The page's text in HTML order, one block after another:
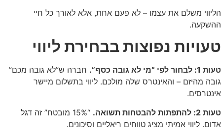
הליווי משלם את עצמו – לא פעם אחת, אלא לאורך כל חיי
ההשקעה.
טעויות נפוצות בבחירת ליווי
טעות 1: לבחור לפי “מי לא גובה כסף”.
חברה ש”לא גובה מכם”
גובה מהיזם – והאינטרס שלה מולכם. ליווי בתשלום מיישר
אינטרסים.
טעות 2: להתפתות להבטחות תשואה.
“15% מובטח” זה דגל
אדום. ליווי אמיתי מציג טווחים ריאליים וסיכונים.